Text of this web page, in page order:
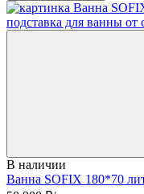
В наличии
Ванна SOFIX 180*70